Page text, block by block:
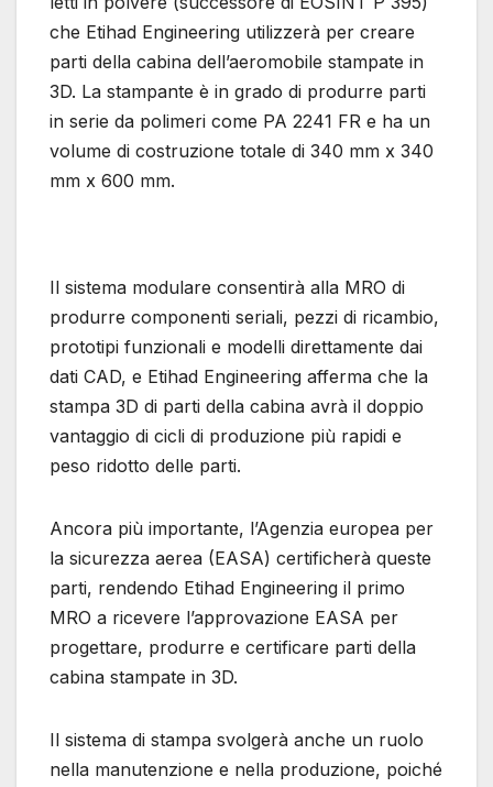
che Etihad Engineering utilizzerà per creare
parti della cabina dell’aeromobile stampate in
3D. La stampante è in grado di produrre parti
in serie da polimeri come PA 2241 FR e ha un
volume di costruzione totale di 340 mm x 340
mm x 600 mm.
Il sistema modulare consentirà alla MRO di
produrre componenti seriali, pezzi di ricambio,
prototipi funzionali e modelli direttamente dai
dati CAD, e Etihad Engineering afferma che la
stampa 3D di parti della cabina avrà il doppio
vantaggio di cicli di produzione più rapidi e
peso ridotto delle parti.
Ancora più importante, l’Agenzia europea per
la sicurezza aerea (EASA) certificherà queste
parti, rendendo Etihad Engineering il primo
MRO a ricevere l’approvazione EASA per
progettare, produrre e certificare parti della
cabina stampate in 3D.
Il sistema di stampa svolgerà anche un ruolo
nella manutenzione e nella produzione, poiché